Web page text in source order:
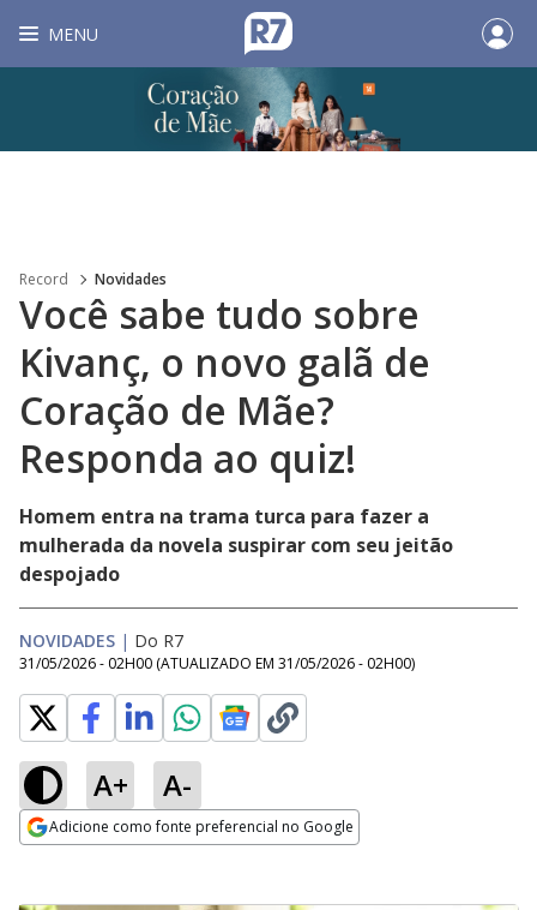
MENU
Record Novidades
Você sabe tudo sobre
Kivanç, o novo galã de
Coração de Mãe?
Responda ao quiz!
Homem entra na trama turca para fazer a
mulherada da novela suspirar com seu jeitão
despojado
NOVIDADES | Do R7
31/05/2026 - 02H00 (ATUALIZADO EM 31/05/2026 - 02H00)
A+ A-
Adicione como fonte preferencial no Google